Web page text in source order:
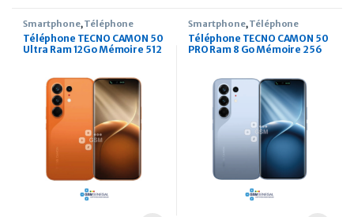
Smartphone,Téléphone
Téléphone TECNO CAMON 50
Ultra Ram 12Go Mémoire 512
Smartphone,Téléphone
Téléphone TECNO CAMON 50
PRO Ram 8 Go Mémoire 256